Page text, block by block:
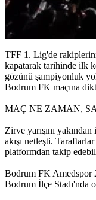
TFF 1. Lig'de
kapatarak tarihinde ilk
gözünü şampiyonluk
Bodrum FK maçına
MAÇ NE ZAMAN,
Zirve yarışını
akışı netleşti.
platformdan takip
Bodrum FK Amedspor
Bodrum İlçe Stadı'nda